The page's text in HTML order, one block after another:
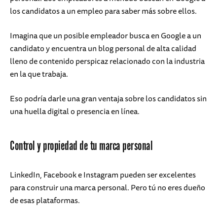
los candidatos a un empleo para saber más sobre ellos.
Imagina que un posible empleador busca en Google a un
candidato y encuentra un blog personal de alta calidad
lleno de contenido perspicaz relacionado con la industria
en la que trabaja.
Eso podría darle una gran ventaja sobre los candidatos sin
una huella digital o presencia en línea.
Control y propiedad de tu marca personal
LinkedIn, Facebook e Instagram pueden ser excelentes
para construir una marca personal. Pero tú no eres dueño
de esas plataformas.